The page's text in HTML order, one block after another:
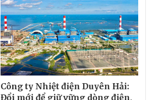
Công ty Nhiệt điện Duyên Hải:
Đổi mới để giữ vững dòng điện,